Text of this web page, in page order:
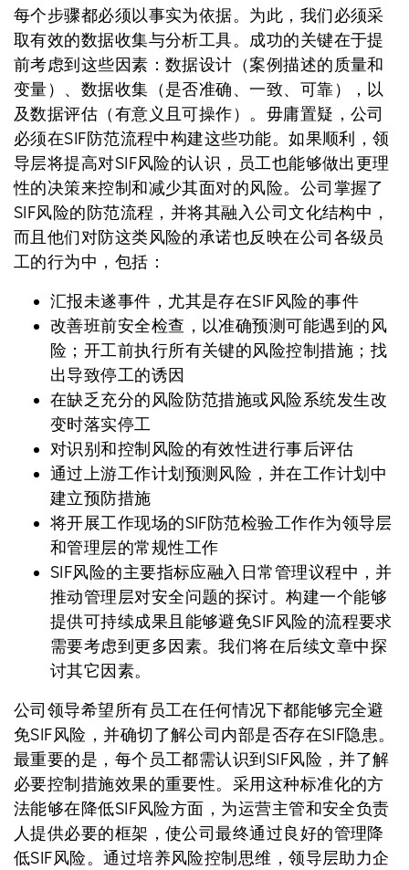
每个步骤都必须以事实为依据。为此，我们必须采
取有效的数据收集与分析工具。成功的关键在于提
前考虑到这些因素：数据设计（案例描述的质量和
变量）、数据收集（是否准确、一致、可靠），以
及数据评估（有意义且可操作）。毋庸置疑，公司
必须在SIF防范流程中构建这些功能。如果顺利，领
导层将提高对SIF风险的认识，员工也能够做出更理
性的决策来控制和减少其面对的风险。公司掌握了
SIF风险的防范流程，并将其融入公司文化结构中，
而且他们对防这类风险的承诺也反映在公司各级员
工的行为中，包括：
汇报未遂事件，尤其是存在SIF风险的事件
改善班前安全检查，以准确预测可能遇到的风
险；开工前执行所有关键的风险控制措施；找
出导致停工的诱因
在缺乏充分的风险防范措施或风险系统发生改
变时落实停工
对识别和控制风险的有效性进行事后评估
通过上游工作计划预测风险，并在工作计划中
建立预防措施
将开展工作现场的SIF防范检验工作作为领导层
和管理层的常规性工作
SIF风险的主要指标应融入日常管理议程中，并
推动管理层对安全问题的探讨。构建一个能够
提供可持续成果且能够避免SIF风险的流程要求
需要考虑到更多因素。我们将在后续文章中探
讨其它因素。
公司领导希望所有员工在任何情况下都能够完全避
免SIF风险，并确切了解公司内部是否存在SIF隐患。
最重要的是，每个员工都需认识到SIF风险，并了解
必要控制措施效果的重要性。采用这种标准化的方
法能够在降低SIF风险方面，为运营主管和安全负责
人提供必要的框架，使公司最终通过良好的管理降
低SIF风险。通过培养风险控制思维，领导层助力企